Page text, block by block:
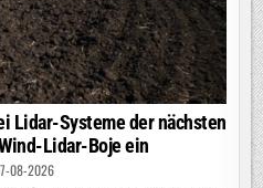
Lidar-Systeme der nächsten
Lidar-Boje ein
08-2026